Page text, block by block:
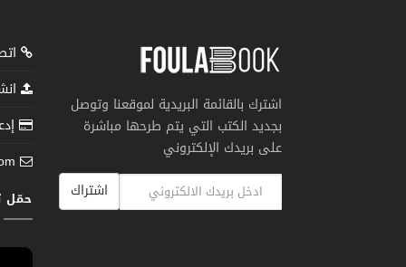
اشترك بالقائمة البريدية لموقعنا وتوصل
بجديد الكتب التي يتم طرحها مباشرة
على بريدك الإلكتروني
اشتراك
حمّل